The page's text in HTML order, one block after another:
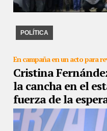
POLÍTICA
18/11/2022 Dirigentes
peronismo con todos y todas
En campaña en un acto para
Cristina
la cancha en el
fuerza de la